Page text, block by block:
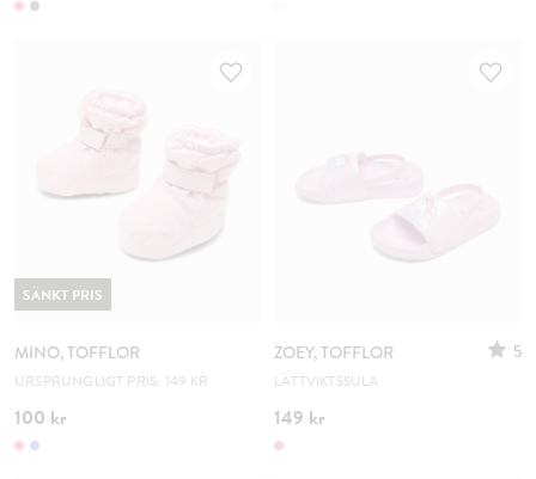
MINO, TOFFLOR
URSPRUNGLIGT PRIS: 149 KR
100 kr
SÄNKT PRIS
ZOEY, TOFFLOR 5
LÄTTVIKTSSULA
149 kr